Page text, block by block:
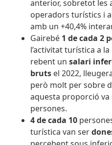
anterior, sobretot les
operadors turístics i
amb un +40,4%
Gairebé 1 de cada 2
l’activitat turística a
rebent unsalari
bruts el 2022,
però molt per sobre
aquesta proporció va
persones.
4 de cada 10
turística van ser